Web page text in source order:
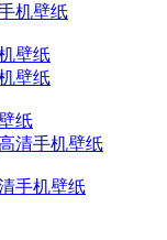
壁纸
纸
手机壁纸